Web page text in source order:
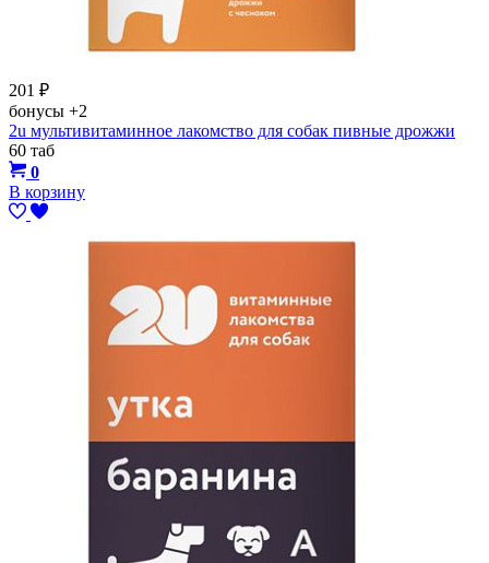
201 ₽
бонусы +2
2u мультивитаминное лакомство для собак пивные дрожжи
60 таб
0
В корзину